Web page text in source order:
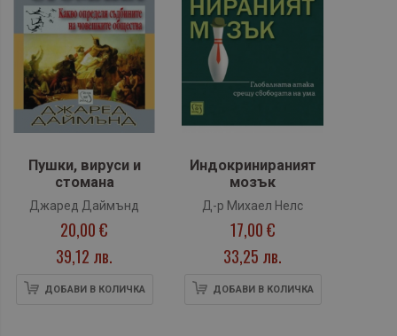
Пушки, вируси и
стомана
Джаред Даймънд
20,00 €
39,12 лв.
ДОБАВИ В КОЛИЧКА
Индокринираният
мозък
Д-р Михаел Нелс
17,00 €
33,25 лв.
ДОБАВИ В КОЛИЧКА